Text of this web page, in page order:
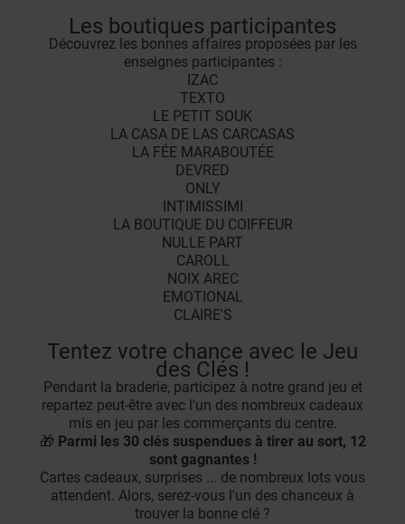
Les boutiques participantes
Découvrez les bonnes affaires proposées par les
enseignes participantes :
IZAC
TEXTO
LE PETIT SOUK
LA CASA DE LAS CARCASAS
LA FÉE MARABOUTÉE
DEVRED
ONLY
INTIMISSIMI
LA BOUTIQUE DU COIFFEUR
NULLE PART
CAROLL
NOIX AREC
EMOTIONAL
CLAIRE'S
Tentez votre chance avec le Jeu
des Clés !
Pendant la braderie, participez à notre grand jeu et
repartez peut-être avec l'un des nombreux cadeaux
mis en jeu par les commerçants du centre.
🎁 Parmi les 30 clés suspendues à tirer au sort, 12
sont gagnantes !
Cartes cadeaux, surprises ... de nombreux lots vous
attendent. Alors, serez-vous l'un des chanceux à
trouver la bonne clé ?